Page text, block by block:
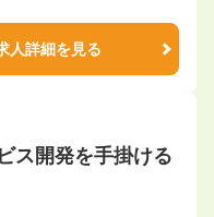
人詳細を見る
ス開発を手掛ける